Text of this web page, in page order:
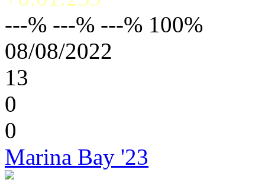
---% ---% ---% 100%
08/08/2022
13
0
0
Marina Bay '23